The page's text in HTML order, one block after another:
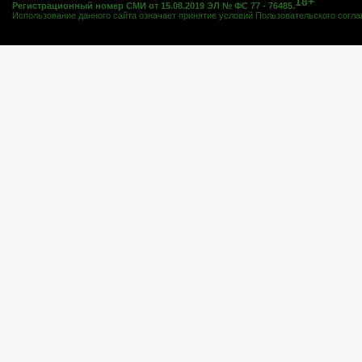
Регистрационный номер СМИ от 15.08.2019 ЭЛ № ФС 77 - 76485.
Использование данного сайта означает принятие условий Пользовательского